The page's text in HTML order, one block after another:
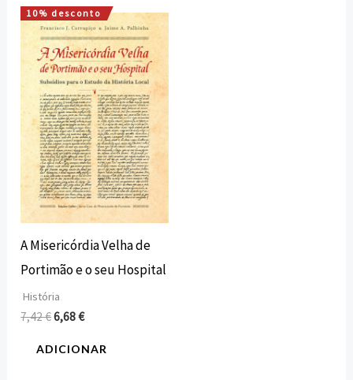
10% desconto
A Misericórdia Velha de
Portimão e o seu Hospital
História
7,42€
O
preço
original
era:
7,42 €.
6,68€
O
preço
atual
é:
6,68 €.
ADICIONAR